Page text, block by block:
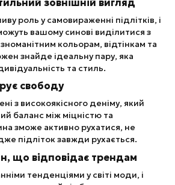
роль у самовираженні підлітків, і
вашому синові виділитися з
кольорам, відтінкам та
знайде ідеальну пару, яка
та стиль.
свободу
з високоякісного деніму, який
баланс між міцністю та
зможе активно рухатися, не
підліток завжди рухається.
що відповідає трендам
тенденціями у світі моди, і